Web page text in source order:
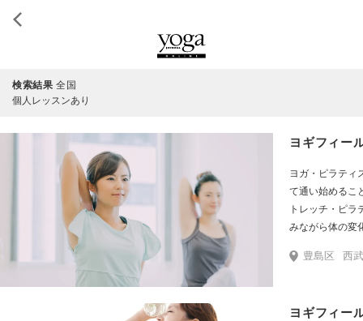
検索結果 全国
個人レッスンあり
ヨギフィー
ヨガ・ピラティ
て通い始めるこ
トレッチ・ピラ
みながら体の変
ており、スタジ
「まいばすけっ
豊島区 西武
ヨギフィー